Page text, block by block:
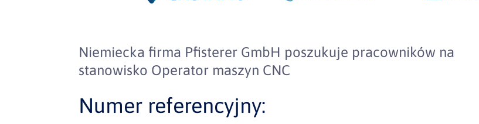
Niemiecka firma Pfisterer GmbH poszukuje pracowników na
stanowisko Operator maszyn CNC
Numer referencyjny: